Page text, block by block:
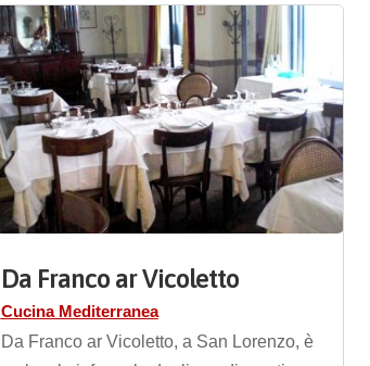
Da Franco ar Vicoletto
Cucina Mediterranea
Da Franco ar Vicoletto, a San Lorenzo, è